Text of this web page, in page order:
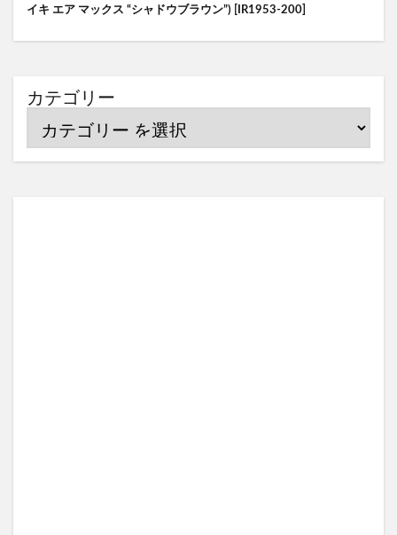
イキ エア マックス “シャドウブラウン”) [IR1953-200]
カテゴリー